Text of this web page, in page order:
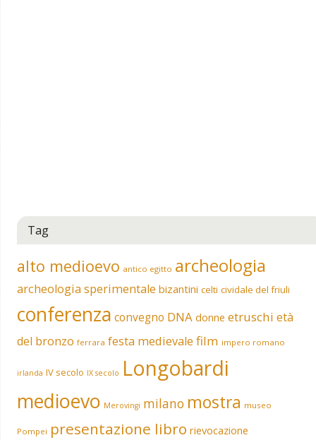
Tag
alto medioevo antico egitto archeologia
archeologia sperimentale bizantini celti cividale del friuli
conferenza convegno DNA donne etruschi età
del bronzo ferrara festa medievale film impero romano
irlanda IV secolo IX secolo Longobardi
medioevo Merovingi milano mostra museo
Pompei presentazione libro rievocazione